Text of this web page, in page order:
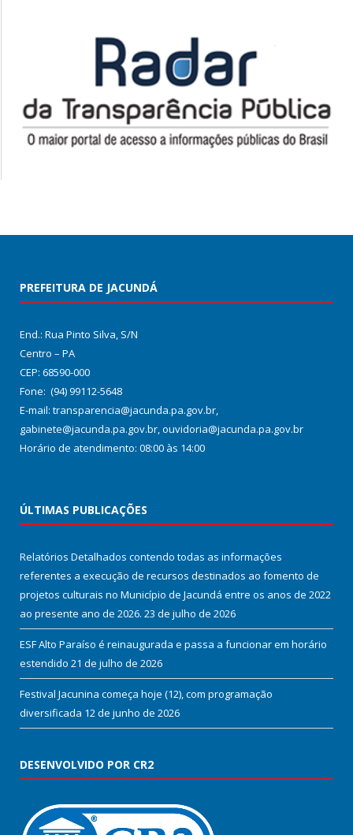
PREFEITURA DE JACUNDÁ
End.: Rua Pinto Silva, S/N
Centro – PA
CEP: 68590-000
Fone: (94) 99112-5648
E-mail: transparencia@jacunda.pa.gov.br,
gabinete@jacunda.pa.gov.br, ouvidoria@jacunda.pa.gov.br
Horário de atendimento: 08:00 às 14:00
ÚLTIMAS PUBLICAÇÕES
Relatórios Detalhados contendo todas as informações
referentes a execução de recursos destinados ao fomento de
projetos culturais no Município de Jacundá entre os anos de 2022
ao presente ano de 2026. 23 de julho de 2026
ESF Alto Paraíso é reinaugurada e passa a funcionar em horário
estendido 21 de julho de 2026
Festival Jacunina começa hoje (12), com programação
diversificada 12 de junho de 2026
DESENVOLVIDO POR CR2